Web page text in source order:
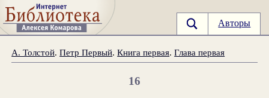
Авторы
А. Толстой.Петр Первый.Книга первая.Глава первая
16